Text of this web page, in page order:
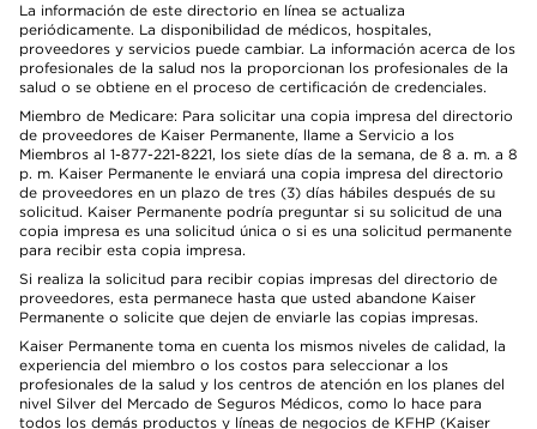
La información de este directorio en línea se actualiza
periódicamente. La disponibilidad de médicos, hospitales,
proveedores y servicios puede cambiar. La información acerca de los
profesionales de la salud nos la proporcionan los profesionales de la
salud o se obtiene en el proceso de certificación de credenciales.
Miembro de Medicare: Para solicitar una copia impresa del directorio
de proveedores de Kaiser Permanente, llame a Servicio a los
Miembros al 1-877-221-8221, los siete días de la semana, de 8 a. m. a 8
p. m. Kaiser Permanente le enviará una copia impresa del directorio
de proveedores en un plazo de tres (3) días hábiles después de su
solicitud. Kaiser Permanente podría preguntar si su solicitud de una
copia impresa es una solicitud única o si es una solicitud permanente
para recibir esta copia impresa.
Si realiza la solicitud para recibir copias impresas del directorio de
proveedores, esta permanece hasta que usted abandone Kaiser
Permanente o solicite que dejen de enviarle las copias impresas.
Kaiser Permanente toma en cuenta los mismos niveles de calidad, la
experiencia del miembro o los costos para seleccionar a los
profesionales de la salud y los centros de atención en los planes del
nivel Silver del Mercado de Seguros Médicos, como lo hace para
todos los demás productos y líneas de negocios de KFHP (Kaiser